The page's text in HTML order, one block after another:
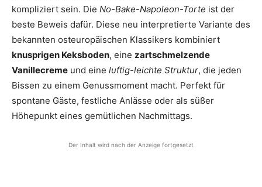
kompliziert sein. Die No-Bake-Napoleon-Torte ist der
beste Beweis dafür. Diese neu interpretierte Variante des
bekannten osteuropäischen Klassikers kombiniert
knusprigen Keksboden, eine zartschmelzende
Vanillecreme und eine luftig-leichte Struktur, die jeden
Bissen zu einem Genussmoment macht. Perfekt für
spontane Gäste, festliche Anlässe oder als süßer
Höhepunkt eines gemütlichen Nachmittags.
Der Inhalt wird nach der Anzeige fortgesetzt